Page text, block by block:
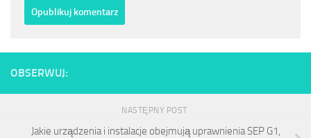
OBSERWUJ:
NASTĘPNY POST
Jakie urządzenia i instalacje obejmują uprawnienia SEP G1,